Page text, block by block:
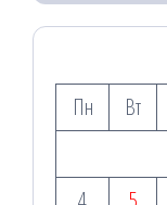
Пн
Вт